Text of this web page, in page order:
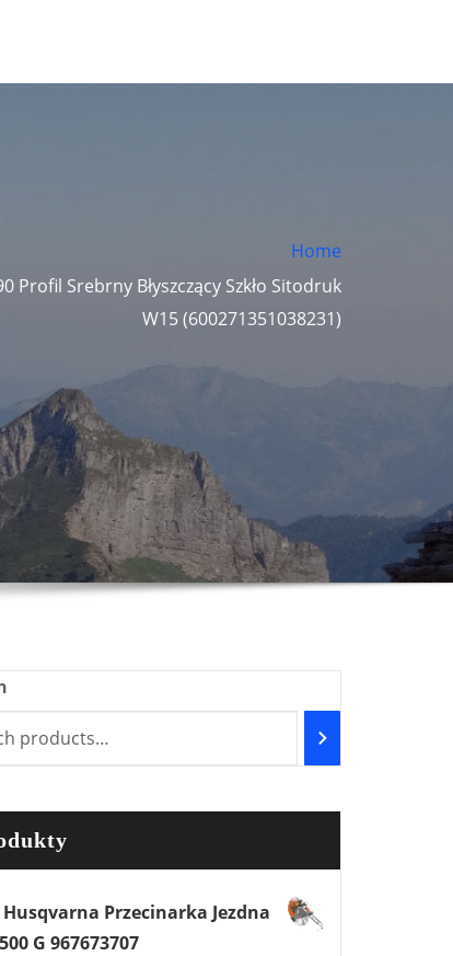
Home
Profil Srebrny Błyszczący Szkło Sitodruk
W15 (600271351038231)
Husqvarna Przecinarka Jezdna
G 967673707